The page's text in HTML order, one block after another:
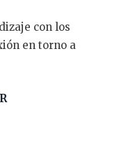
con los
en torno a